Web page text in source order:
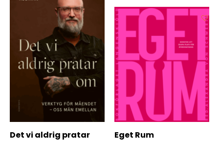
Det vi aldrig pratar
Eget Rum